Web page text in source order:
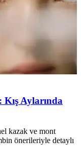
Aylarında
kazak ve mont
önerileriyle detaylı